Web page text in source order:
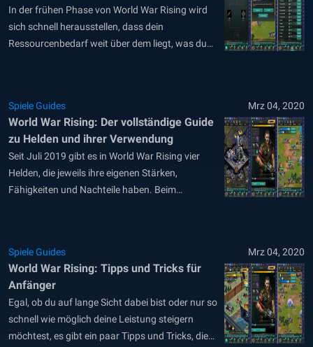
In der frühen Phase von World War Rising wird
sich schnell herausstellen, dass dein
Ressourcenbedarf weit über dem liegt, was du
durch das Abschließen von Missionen im
Allgemeinen...
Spiele Guides Mrz 04, 2020
World War Rising: Der vollständige Guide
zu Helden und ihrer Verwendung
Seit Juli 2019 gibt es in World War Rising vier
Helden, die jeweils ihre eigenen Stärken,
Fähigkeiten und Nachteile haben. Beim
mit dem Spiel vertraut gemacht haben, bevor du
dich...
Spiele Guides Mrz 04, 2020
World War Rising: Tipps und Tricks für
Anfänger
Egal, ob du auf lange Sicht dabei bist oder nur so
schnell wie möglich deine Leistung steigern
möchtest, es gibt ein paar Tipps und Tricks, die